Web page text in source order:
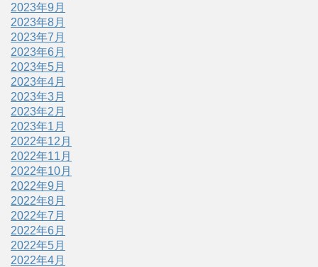
2023年9月
2023年8月
2023年7月
2023年6月
2023年5月
2023年4月
2023年3月
2023年2月
2023年1月
2022年12月
2022年11月
2022年10月
2022年9月
2022年8月
2022年7月
2022年6月
2022年5月
2022年4月